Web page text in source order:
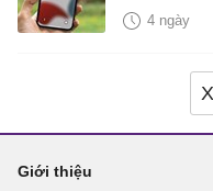
hiểm?
4 ngày
Giới thiệu